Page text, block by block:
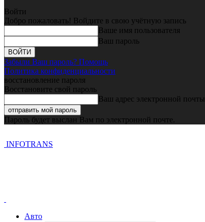
Войти
Добро пожаловать! Войдите в свою учётную запись
Ваше имя пользователя
Ваш пароль
Забыли Ваш пароль? Помощь
Политика конфиденциальности
восстановление пароля
Восстановите свой пароль
Ваш адрес электронной почты
Пароль будет выслан Вам по электронной почте.
INFOTRANS
Авто